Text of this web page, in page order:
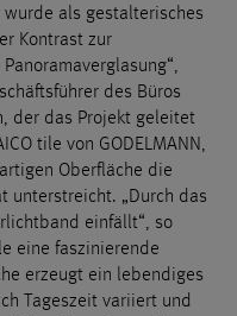
wurde als gestalterisches
Kontrast zur
des Büros
der das Projekt geleitet
tile von GODELMANN,
Oberfläche die
unterstreicht. „Durch das
einfällt“, so
eine faszinierende
erzeugt ein lebendiges
Tageszeit variiert und